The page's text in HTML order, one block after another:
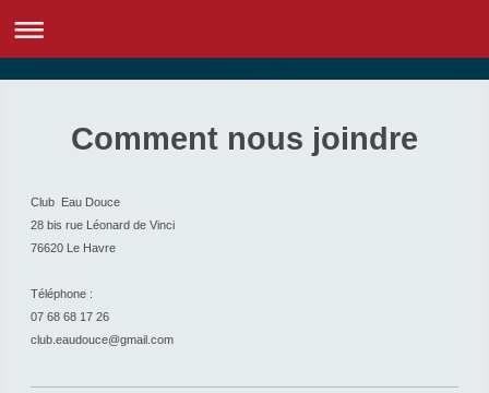
Comment nous joindre
Club Eau Douce
28 bis rue Léonard de Vinci
76620 Le Havre
Téléphone :
07 68 68 17 26
club.eaudouce@gmail.com